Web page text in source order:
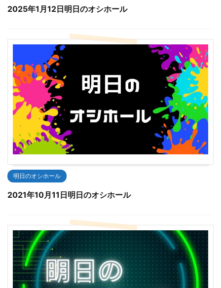
2025年1月12日明日のオシホール
明日のオシホール
2021年10月11日明日のオシホール